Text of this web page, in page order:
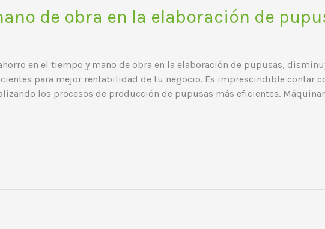
de obra en la elaboración de
en el tiempo y mano de obra en la elaboración de pupusas,
para mejor rentabilidad de tu negocio. Es imprescindible contar
los procesos de producción de pupusas más eficientes.